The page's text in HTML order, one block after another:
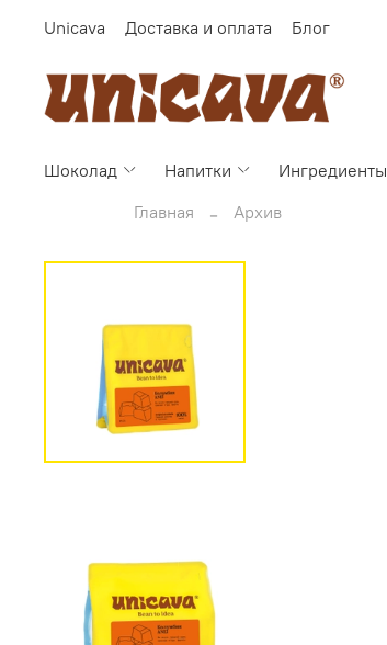
Unicava Доставка и оплата Блог
Шоколад Напитки Ингредиенты
Главная
Архив